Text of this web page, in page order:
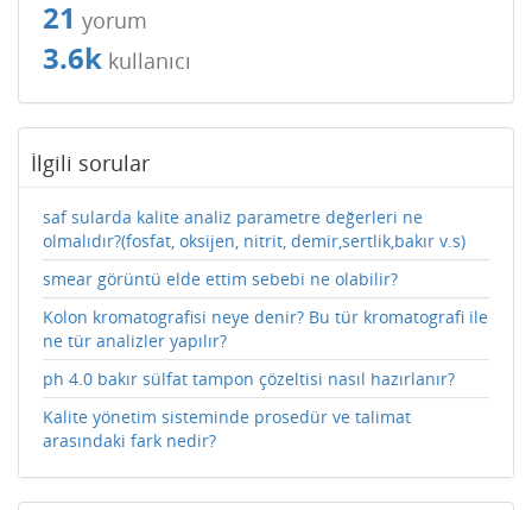
21 yorum
3.6k kullanıcı
İlgili sorular
saf sularda kalite analiz parametre değerleri ne
olmalıdır?(fosfat, oksijen, nitrit, demir,sertlik,bakır v.s)
smear görüntü elde ettim sebebi ne olabilir?
Kolon kromatografisi neye denir? Bu tür kromatografi ile
ne tür analizler yapılır?
ph 4.0 bakır sülfat tampon çözeltisi nasıl hazırlanır?
Kalite yönetim sisteminde prosedür ve talimat
arasındaki fark nedir?